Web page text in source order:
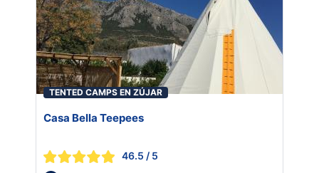
TENTED CAMPS EN ZÚJAR
Casa Bella Teepees
46.5 / 5